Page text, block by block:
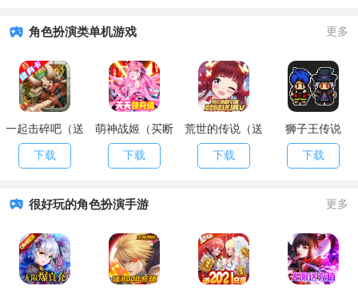
角色扮演类单机游戏 更多
一起击碎吧（送
终身卡）
下载
萌神战姬（买断
版）
下载
荒世的传说（送
海量红包）
下载
狮子王传说
下载
很好玩的角色扮演手游 更多